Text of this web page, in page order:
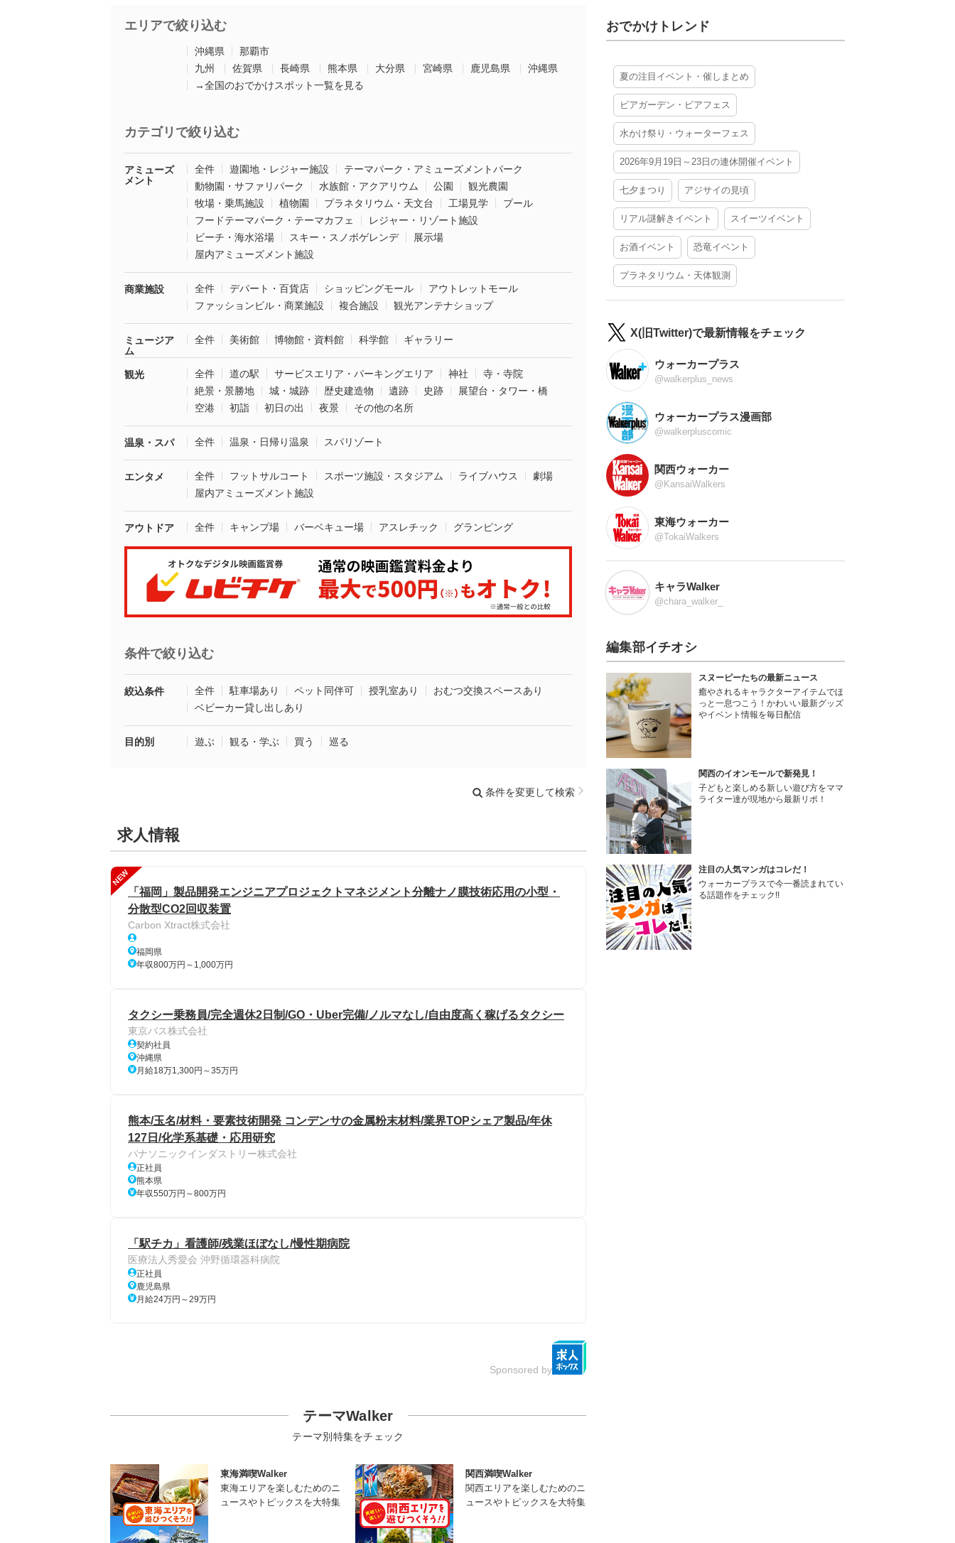
エリアで絞り込む
沖縄県
那覇市
九州
佐賀県 長崎県 熊本県 大分県 宮崎県 鹿児島県
沖縄県
→全国のおでかけスポット一覧を見る
カテゴリで絞り込む
アミューズ
メント
全件 遊園地・レジャー施設
テーマパーク・アミューズメントパーク
動物園・サファリパーク
水族館・アクアリウム 公園
観光農園
牧場・乗馬施設
植物園 プラネタリウム・天文台 工場見学
プール
フードテーマパーク・テーマカフェ
レジャー・リゾート施設
ビーチ・海水浴場
スキー・スノボゲレンデ
展示場
屋内アミューズメント施設
商業施設 全件 デパート・百貨店 ショッピングモール
アウトレットモール
ファッションビル・商業施設
複合施設 観光アンテナショップ
ミュージア
ム
全件 美術館 博物館・資料館 科学館 ギャラリー
観光 全件 道の駅 サービスエリア・パーキングエリア 神社
寺・寺院
絶景・景勝地
城・城跡 歴史建造物 遺跡 史跡
展望台・タワー・橋
空港
初詣 初日の出 夜景 その他の名所
温泉・スパ 全件 温泉・日帰り温泉 スパリゾート
エンタメ 全件 フットサルコート スポーツ施設・スタジアム ライブハウス
劇場
屋内アミューズメント施設
アウトドア 全件 キャンプ場 バーベキュー場 アスレチック グランピング
条件で絞り込む
絞込条件 全件 駐車場あり ペット同伴可 授乳室あり
おむつ交換スペースあり
ベビーカー貸し出しあり
目的別 遊ぶ 観る・学ぶ 買う 巡る
条件を変更して検索
求人情報
NEW
「福岡」製品開発エンジニアプロジェクトマネジメント分離ナノ膜技術応用の小型・
分散型CO2回収装置
Carbon Xtract株式会社
福岡県
年収800万円～1,000万円
タクシー乗務員/完全週休2日制/GO・Uber完備/ノルマなし/自由度高く稼げるタクシー
東京バス株式会社
契約社員
沖縄県
月給18万1,300円～35万円
熊本/玉名/材料・要素技術開発 コンデンサの金属粉末材料/業界TOPシェア製品/年休
127日/化学系基礎・応用研究
パナソニックインダストリー株式会社
正社員
熊本県
年収550万円～800万円
「駅チカ」看護師/残業ほぼなし/慢性期病院
医療法人秀愛会 沖野循環器科病院
正社員
鹿児島県
月給24万円～29万円
Sponsored by
テーマWalker
テーマ別特集をチェック
東海満喫Walker
東海エリアを楽しむためのニ
ュースやトピックスを大特集
関西満喫Walker
関西エリアを楽しむためのニ
ュースやトピックスを大特集
おでかけトレンド
夏の注目イベント・催しまとめ
ビアガーデン・ビアフェス
水かけ祭り・ウォーターフェス
2026年9月19日～23日の連休開催イベント
七夕まつり アジサイの見頃
リアル謎解きイベント スイーツイベント
お酒イベント 恐竜イベント
プラネタリウム・天体観測
X(旧Twitter)で最新情報をチェック
ウォーカープラス
@walkerplus_news
ウォーカープラス漫画部
@walkerpluscomic
関西ウォーカー
@KansaiWalkers
東海ウォーカー
@TokaiWalkers
キャラWalker
@chara_walker_
編集部イチオシ
スヌーピーたちの最新ニュース
癒やされるキャラクターアイテムでほ
っと一息つこう！かわいい最新グッズ
やイベント情報を毎日配信
関西のイオンモールで新発見！
子どもと楽しめる新しい遊び方をママ
ライター達が現地から最新リポ！
注目の人気マンガはコレだ！
ウォーカープラスで今一番読まれてい
る話題作をチェック!!